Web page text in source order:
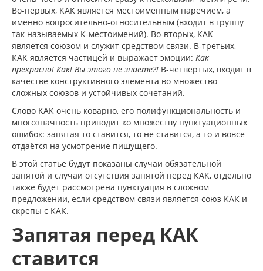
Во-первых, КАК является местоименным наречием, а
именно вопросительно-относительным (входит в группу
так называемых К-местоимений). Во-вторых, КАК
является союзом и служит средством связи. В-третьих,
КАК является частицей и выражает эмоции: Как
прекрасно! Как! Вы этого не знаете?! В-четвёртых, входит в
качестве конструктивного элемента во множество
сложных союзов и устойчивых сочетаний.
Слово КАК очень коварно, его полифункциональность и
многозначность приводит ко множеству пунктуационных
ошибок: запятая то ставится, то не ставится, а то и вовсе
отдаётся на усмотрение пишущего.
В этой статье будут показаны случаи обязательной
запятой и случаи отсутствия запятой перед КАК, отдельно
также будет рассмотрена пунктуация в сложном
предложении, если средством связи является союз КАК и
скрепы с КАК.
Запятая перед КАК
ставится